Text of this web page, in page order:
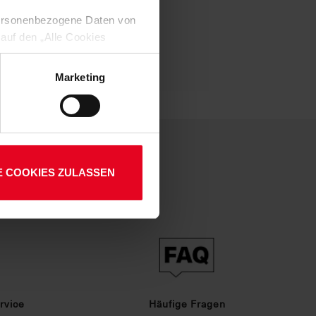
Daten von
den „Alle Cookies
Verarbeitung Ihrer
Art. 6 Abs. 1 lit. a DSGVO
Ihre etwaig erteilten
Marketing
COOKIES ZULASSEN
Häufige Fragen